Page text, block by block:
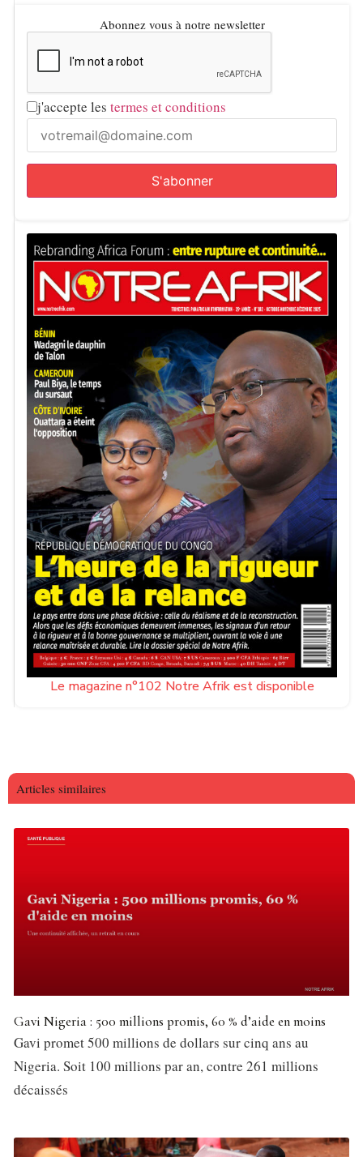
Abonnez vous à notre newsletter
j'accepte les termes et conditions
Le magazine n°102 Notre Afrik est disponible
Articles similaires
Gavi Nigeria : 500 millions promis, 60 % d’aide en moins
Gavi promet 500 millions de dollars sur cinq ans au
Nigeria. Soit 100 millions par an, contre 261 millions
décaissés